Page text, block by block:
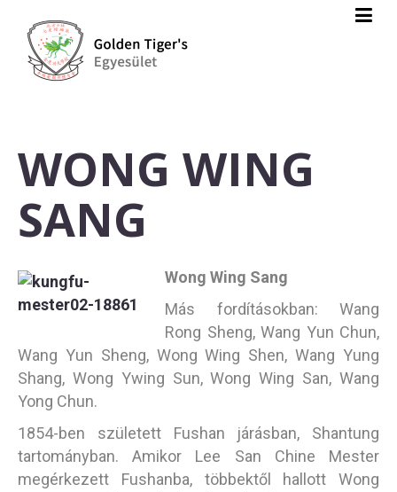
WONG WING
SANG
Wong Wing Sang
Más fordításokban: Wang
Rong Sheng, Wang Yun Chun,
Wang Yun Sheng, Wong Wing Shen, Wang Yung
Shang, Wong Ywing Sun, Wong Wing San, Wang
Yong Chun.
1854-ben született Fushan járásban, Shantung
tartományban. Amikor Lee San Chine Mester
megérkezett Fushanba, többektől hallott Wong